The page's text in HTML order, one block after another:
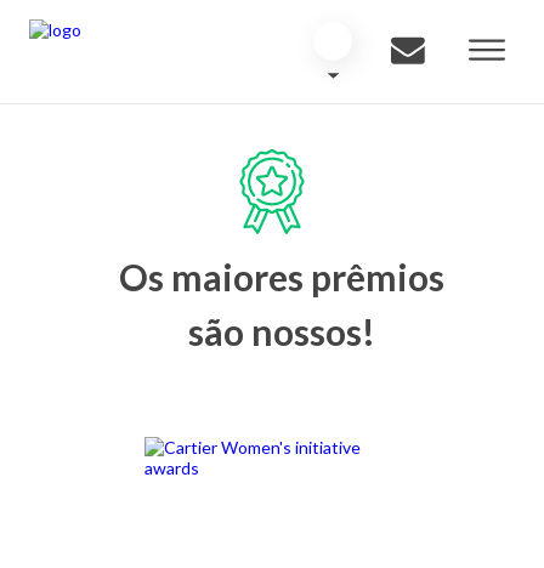
Os maiores prêmios
são nossos!